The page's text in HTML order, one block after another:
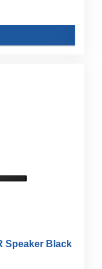
Speaker Black